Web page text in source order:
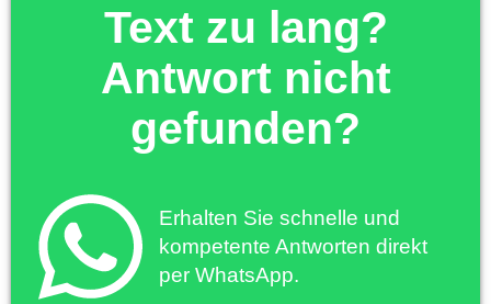
Text zu lang?
Antwort nicht
gefunden?
Erhalten Sie schnelle und
kompetente Antworten direkt
per WhatsApp.